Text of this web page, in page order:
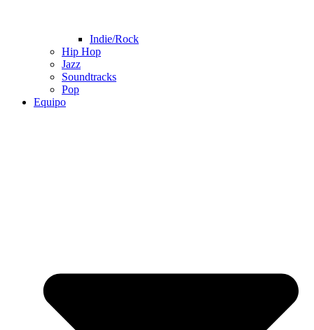
Indie/Rock
Hip Hop
Jazz
Soundtracks
Pop
Equipo